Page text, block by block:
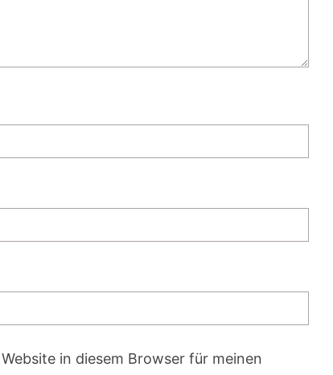
in diesem Browser für meinen